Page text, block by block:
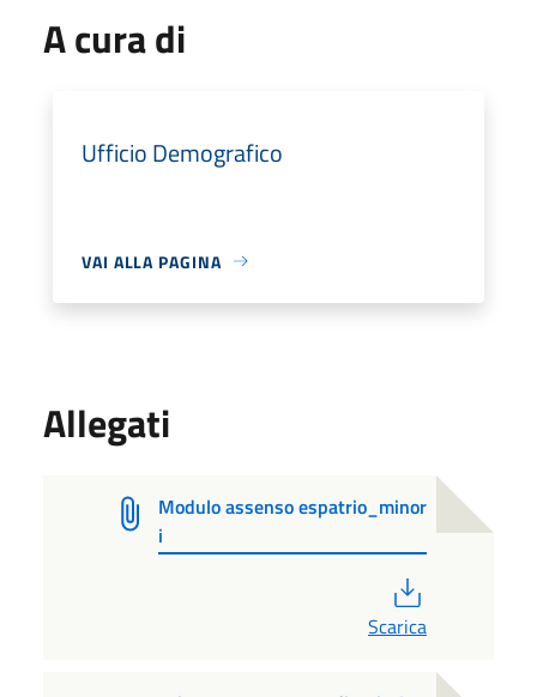
A cura di
Ufficio Demografico
VAI ALLA PAGINA
Allegati
Modulo assenso espatrio_minor
i
Scarica